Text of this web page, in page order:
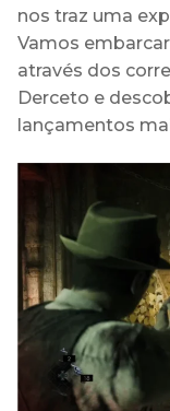
nos traz uma
Vamos
através dos
Derceto e
lançamentos